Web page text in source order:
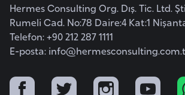
Hermes Consulting Org. Dış. Tic. Ltd.
Rumeli Cad. No:78 Daire:4 Kat:1
Telefon: +90 212 287 1111
E-posta:
a
n
r